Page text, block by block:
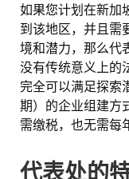
如果您计划在新加
到该地区，并且需
境和潜力，那么代
没有传统意义上的
完全可以满足探索
期）的企业组建方
需缴税，也无需每
代表处的